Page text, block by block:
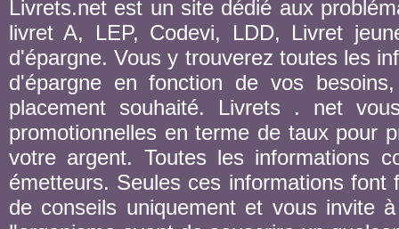
Livrets.net est un site dédié aux
livret A, LEP, Codevi, LDD, Livret
d'épargne. Vous y trouverez toutes les
d'épargne en fonction de vos
placement souhaité. Livrets . net
promotionnelles en terme de taux pour
votre argent. Toutes les informations
émetteurs. Seules ces informations
de conseils uniquement et vous invite